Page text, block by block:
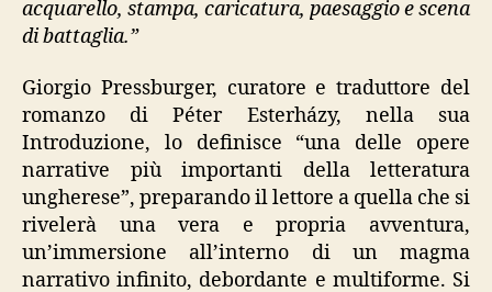
acquarello, stampa, caricatura, paesaggio e scena
di battaglia.”
Giorgio Pressburger, curatore e traduttore del
romanzo di Péter Esterházy, nella sua
Introduzione, lo definisce “una delle opere
narrative più importanti della letteratura
ungherese”, preparando il lettore a quella che si
rivelerà una vera e propria avventura,
un’immersione all’interno di un magma
narrativo infinito, debordante e multiforme. Si